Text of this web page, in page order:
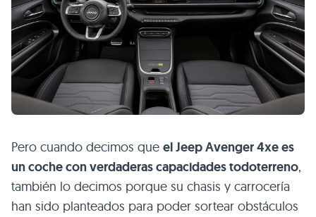
Pero cuando decimos que el Jeep Avenger 4xe es
un coche con verdaderas capacidades todoterreno,
también lo decimos porque su chasis y carrocería
han sido planteados para poder sortear obstáculos